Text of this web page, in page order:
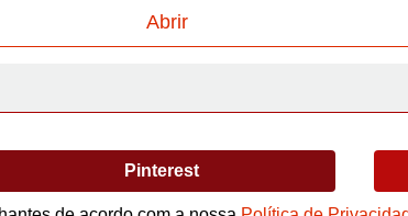
Frases de Caráter
Frases de Dezembro
Frases de Humor
Abrir
Pinterest